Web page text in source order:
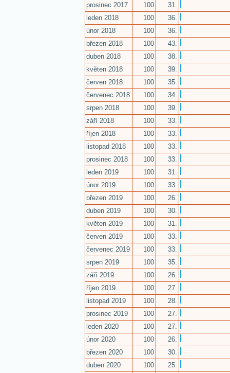
prosinec 2017
100
31.
leden 2018
100
36.
únor 2018
100
36.
březen 2018
100
43.
duben 2018
100
38.
květen 2018
100
39.
červen 2018
100
35.
červenec 2018
100
34.
srpen 2018
100
39.
září 2018
100
33.
říjen 2018
100
33.
listopad 2018
100
33.
prosinec 2018
100
33.
leden 2019
100
31.
únor 2019
100
33.
březen 2019
100
26.
duben 2019
100
30.
květen 2019
100
31.
červen 2019
100
33.
červenec 2019
100
33.
srpen 2019
100
35.
září 2019
100
26.
říjen 2019
100
27.
listopad 2019
100
28.
prosinec 2019
100
27.
leden 2020
100
27.
únor 2020
100
26.
březen 2020
100
30.
duben 2020
100
25.